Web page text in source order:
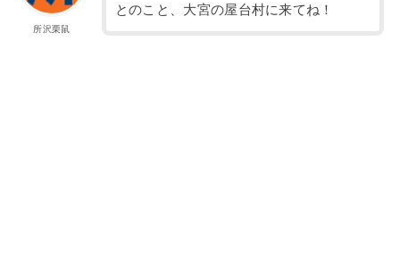
所沢栗鼠
とのこと、大宮の屋台村に来てね！